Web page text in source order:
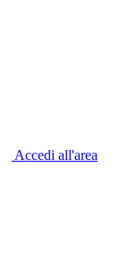
Accedi all'area